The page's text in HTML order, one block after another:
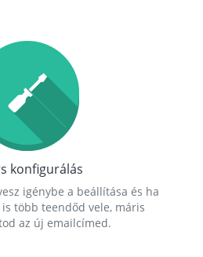
konfigurálás
igénybe a beállítása és ha
több teendőd vele, máris
az új emailcímed.